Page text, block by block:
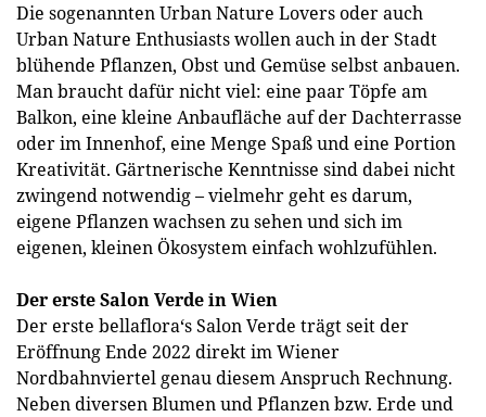
Die sogenannten Urban Nature Lovers oder auch
Urban Nature Enthusiasts wollen auch in der Stadt
blühende Pflanzen, Obst und Gemüse selbst anbauen.
Man braucht dafür nicht viel: eine paar Töpfe am
Balkon, eine kleine Anbaufläche auf der Dachterrasse
oder im Innenhof, eine Menge Spaß und eine Portion
Kreativität. Gärtnerische Kenntnisse sind dabei nicht
zwingend notwendig – vielmehr geht es darum,
eigene Pflanzen wachsen zu sehen und sich im
eigenen, kleinen Ökosystem einfach wohlzufühlen.
Der erste Salon Verde in Wien
Der erste bellaflora‘s Salon Verde trägt seit der
Eröffnung Ende 2022 direkt im Wiener
Nordbahnviertel genau diesem Anspruch Rechnung.
Neben diversen Blumen und Pflanzen bzw. Erde und